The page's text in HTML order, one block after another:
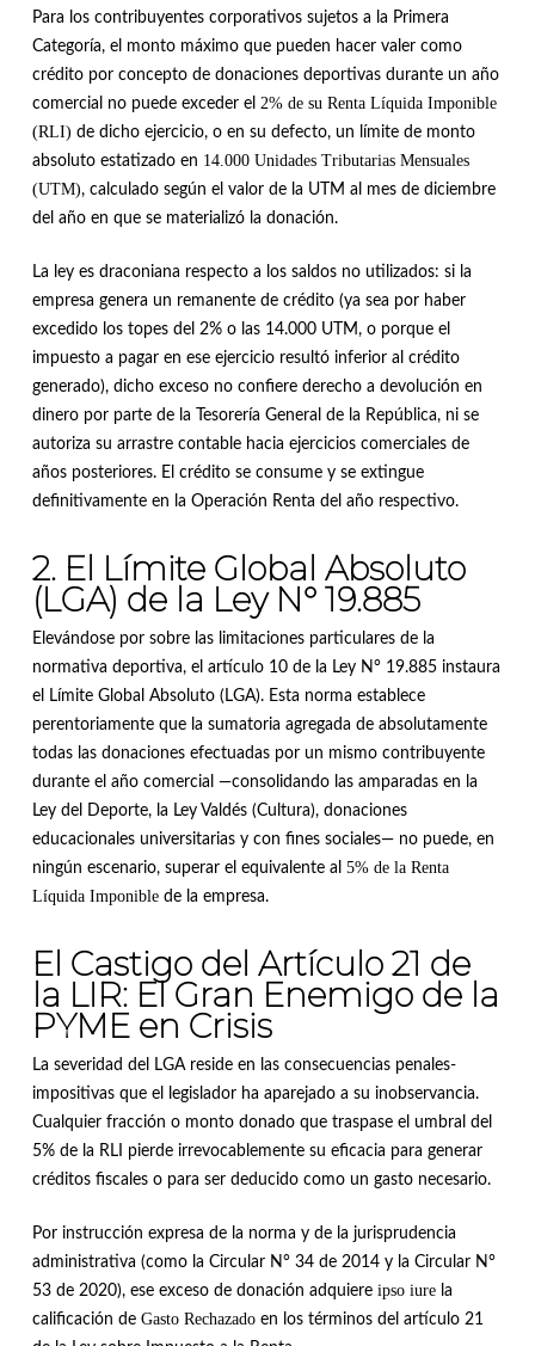
Para los contribuyentes corporativos sujetos a la Primera
Categoría, el monto máximo que pueden hacer valer como
crédito por concepto de donaciones deportivas durante un año
comercial no puede exceder el 2% de su Renta Líquida Imponible
(RLI) de dicho ejercicio, o en su defecto, un límite de monto
absoluto estatizado en 14.000 Unidades Tributarias Mensuales
(UTM), calculado según el valor de la UTM al mes de diciembre
del año en que se materializó la donación.
La ley es draconiana respecto a los saldos no utilizados: si la
empresa genera un remanente de crédito (ya sea por haber
excedido los topes del 2% o las 14.000 UTM, o porque el
impuesto a pagar en ese ejercicio resultó inferior al crédito
generado), dicho exceso no confiere derecho a devolución en
dinero por parte de la Tesorería General de la República, ni se
autoriza su arrastre contable hacia ejercicios comerciales de
años posteriores. El crédito se consume y se extingue
definitivamente en la Operación Renta del año respectivo.
2. El Límite Global Absoluto
(LGA) de la Ley N° 19.885
Elevándose por sobre las limitaciones particulares de la
normativa deportiva, el artículo 10 de la Ley N° 19.885 instaura
el Límite Global Absoluto (LGA). Esta norma establece
perentoriamente que la sumatoria agregada de absolutamente
todas las donaciones efectuadas por un mismo contribuyente
durante el año comercial —consolidando las amparadas en la
Ley del Deporte, la Ley Valdés (Cultura), donaciones
educacionales universitarias y con fines sociales— no puede, en
ningún escenario, superar el equivalente al 5% de la Renta
Líquida Imponiblede la empresa.
El Castigo del Artículo 21 de
la LIR: El Gran Enemigo de la
PYME en Crisis
La severidad del LGA reside en las consecuencias penales-
impositivas que el legislador ha aparejado a su inobservancia.
Cualquier fracción o monto donado que traspase el umbral del
5% de la RLI pierde irrevocablemente su eficacia para generar
créditos fiscales o para ser deducido como un gasto necesario.
Por instrucción expresa de la norma y de la jurisprudencia
administrativa (como la Circular N° 34 de 2014 y la Circular N°
53 de 2020), ese exceso de donación adquiere ipso iurela
calificación de Gasto Rechazadoen los términos del artículo 21